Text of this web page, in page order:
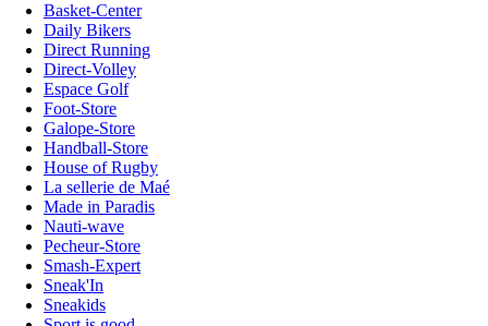
Basket-Center
Daily Bikers
Direct Running
Direct-Volley
Espace Golf
Foot-Store
Galope-Store
Handball-Store
House of Rugby
La sellerie de Maé
Made in Paradis
Nauti-wave
Pecheur-Store
Smash-Expert
Sneak'In
Sneakids